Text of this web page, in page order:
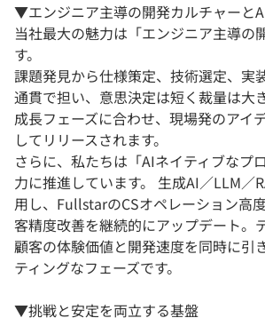
▼エンジニア主導の開発カルチャーと
当社最大の魅力は「エンジニア主導の
す。
課題発見から仕様策定、技術選定、実
通貫で担い、意思決定は短く裁量は大
成長フェーズに合わせ、現場発のアイ
してリリースされます。
さらに、私たちは「AIネイティブなプ
力に推進しています。 生成AI／LLM／
用し、FullstarのCSオペレーション高
客精度改善を継続的にアップデート。
顧客の体験価値と開発速度を同時に引
ティングなフェーズです。
▼挑戦と安定を両立する基盤